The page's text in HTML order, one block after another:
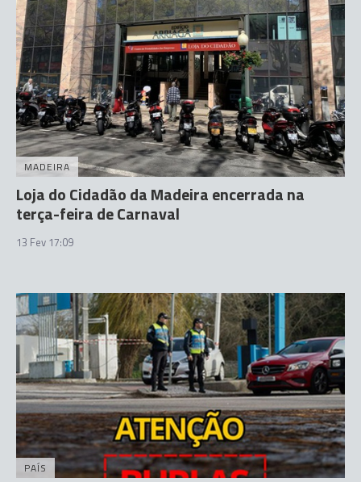
MADEIRA
Loja do Cidadão da Madeira encerrada na
terça-feira de Carnaval
13 Fev 17:09
PAÍS